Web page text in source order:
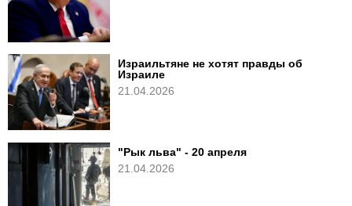
Израильтяне не хотят правды об
Израиле
21.04.2026
"Рык льва" - 20 апреля
21.04.2026